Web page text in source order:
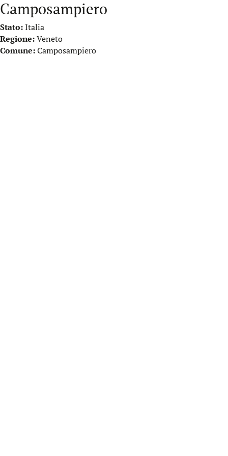
Camposampiero
Stato:Italia
Regione:Veneto
Comune:Camposampiero